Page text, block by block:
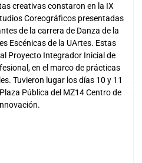
GUAYAQUIL202331
creativas constaron en la IX
Coreográficos presentadas
de la carrera de Danza de la
Escénicas de la UArtes. Estas
Proyecto Integrador Inicial de
en el marco de prácticas
Tuvieron lugar los días 10 y 11
Pública del MZ14 Centro de